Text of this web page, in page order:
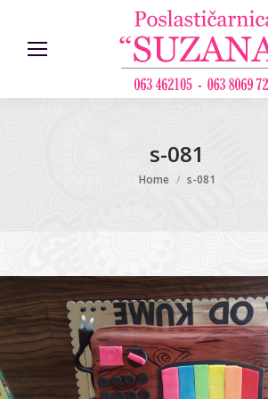
s-081
You are here:
Home s-081